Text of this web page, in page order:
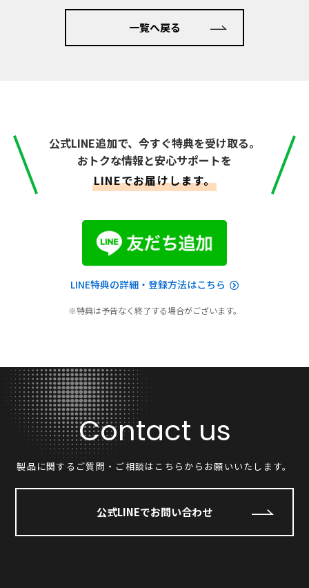
一覧へ戻る
公式LINE追加で、今すぐ特典を受け取る。
おトクな情報と安心サポートを
LINEでお届けします。
LINE特典の詳細・登録方法はこちら
※特典は予告なく終了する場合がございます。
Contact us
製品に関するご質問・ご相談はこちらからお願いいたします。
公式LINEでお問い合わせ